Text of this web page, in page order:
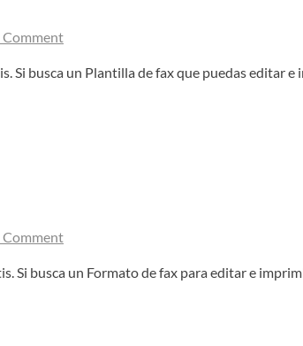
Comment
Si busca un Plantilla de fax que puedas editar
Comment
Si busca un Formato de fax para editar e